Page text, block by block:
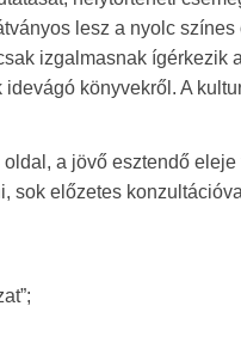
lesz a nyolc
izgalmasnak ígérkezik
könyvekről. A
a jövő esztendő
sok előzetes